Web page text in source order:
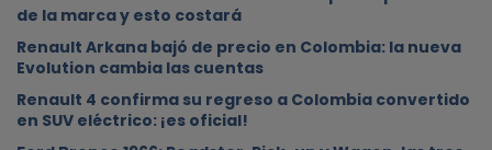
de la marca y esto costará
Renault Arkana bajó de precio en Colombia: la nueva
Evolution cambia las cuentas
Renault 4 confirma su regreso a Colombia convertido
en SUV eléctrico: ¡es oficial!